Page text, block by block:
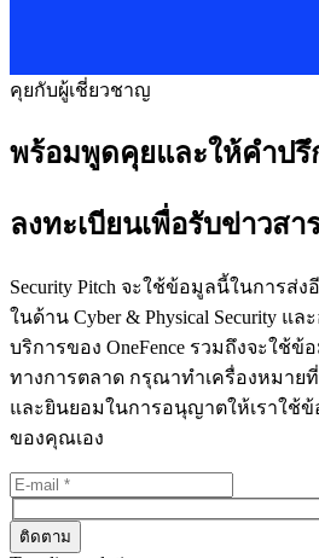
คุยกับผู้เชี่ยวชาญ
พร้อมพูดคุยและให้คำปรึ
ลงทะเบียนเพื่อรับข่าวสา
Security Pitch จะใช้ข้อมูลนี้ในการส่
ในด้าน Cyber & Physical Security แ
บริการของ OneFence รวมถึงจะใช้
ทางการตลาด กรุณาทำเครื่องหมาย
และยินยอมในการอนุญาตให้เราใช้
ของคุณเอง